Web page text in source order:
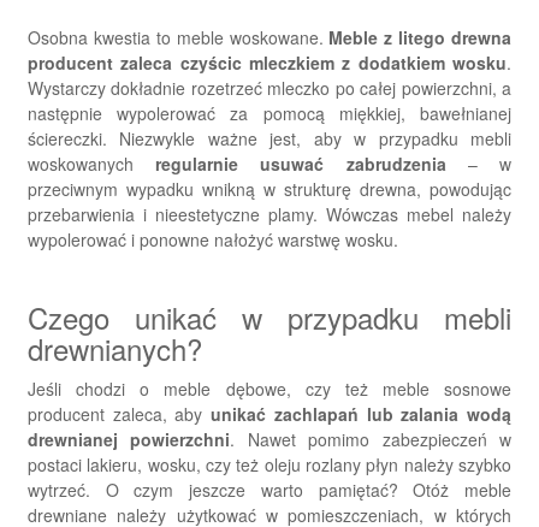
Osobna kwestia to meble woskowane. Meble z litego drewna
producent zaleca czyścic mleczkiem z dodatkiem wosku.
Wystarczy dokładnie rozetrzeć mleczko po całej powierzchni, a
następnie wypolerować za pomocą miękkiej, bawełnianej
ściereczki. Niezwykle ważne jest, aby w przypadku mebli
woskowanych regularnie usuwać zabrudzenia – w
przeciwnym wypadku wnikną w strukturę drewna, powodując
przebarwienia i nieestetyczne plamy. Wówczas mebel należy
wypolerować i ponowne nałożyć warstwę wosku.
Czego unikać w przypadku mebli
drewnianych?
Jeśli chodzi o meble dębowe, czy też meble sosnowe
producent zaleca, aby unikać zachlapań lub zalania wodą
drewnianej powierzchni. Nawet pomimo zabezpieczeń w
postaci lakieru, wosku, czy też oleju rozlany płyn należy szybko
wytrzeć. O czym jeszcze warto pamiętać? Otóż meble
drewniane należy użytkować w pomieszczeniach, w których